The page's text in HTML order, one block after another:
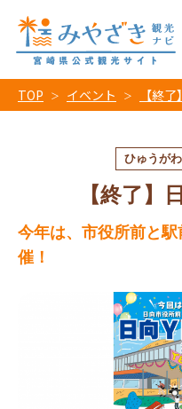
TOP イベント 【終
ひゅうが
【終了】
今年は、市役所前と
催！